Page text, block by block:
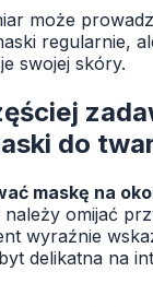
może
regularnie,
swojej skóry.
do
maskę na
należy omijać
wyraźnie
delikatna na